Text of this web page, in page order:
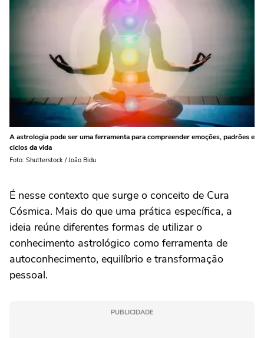
A astrologia pode ser uma ferramenta para compreender emoções, padrões e
ciclos da vida
Foto: Shutterstock / João Bidu
É nesse contexto que surge o conceito de Cura
Cósmica. Mais do que uma prática específica, a
ideia reúne diferentes formas de utilizar o
conhecimento astrológico como ferramenta de
autoconhecimento, equilíbrio e transformação
pessoal.
PUBLICIDADE